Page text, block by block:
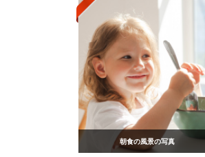
朝食の風景の写真